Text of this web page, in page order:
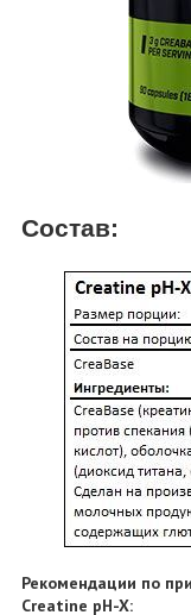
Состав:
Рекомендации по
Creatine pH-X: